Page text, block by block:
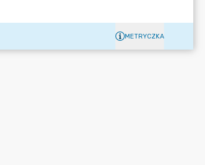
METRYCZKA